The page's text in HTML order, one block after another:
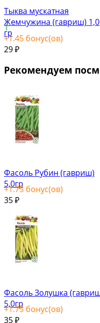
Тыква мускатная
Жемчужина (гавриш) 1,0
гр
1
+1.45 бонус(ов)
29 ₽
Рекомендуем
Фасоль Рубин (гавриш)
5,0гр
+1.75 бонус(ов)
35 ₽
Фасоль Золушка
5,0гр
+1.75 бонус(ов)
35 ₽